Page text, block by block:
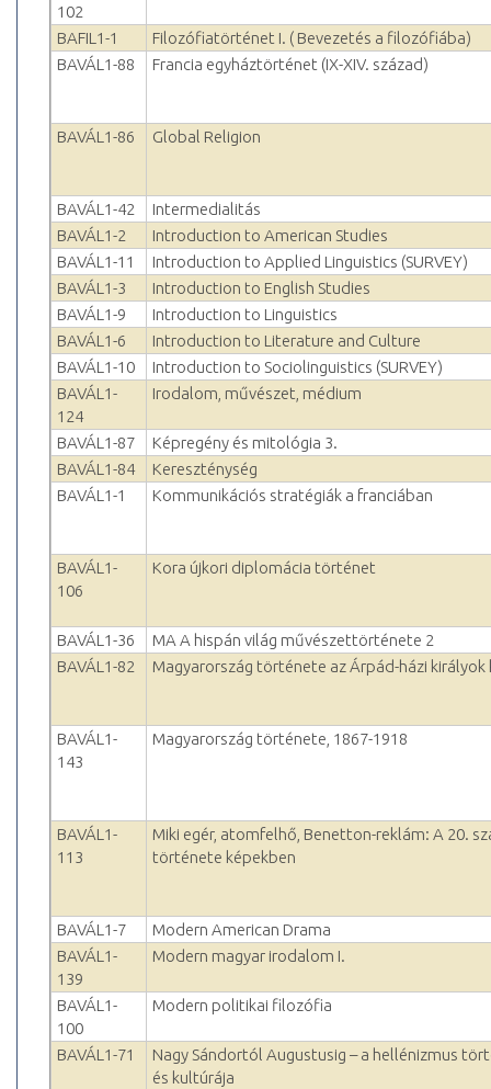
102
BAFIL1-1
Filozófiatörténet I. ( Bevezetés a filozófiába)
BAVÁL1-88
Francia egyháztörténet (IX-XIV. század)
BAVÁL1-86 Global Religion
BAVÁL1-42
Intermedialitás
BAVÁL1-2
Introduction to American Studies
BAVÁL1-11
Introduction to Applied Linguistics (SURVEY)
BAVÁL1-3
Introduction to English Studies
BAVÁL1-9
Introduction to Linguistics
BAVÁL1-6
Introduction to Literature and Culture
BAVÁL1-10
Introduction to Sociolinguistics (SURVEY)
BAVÁL1-
124
Irodalom, művészet, médium
BAVÁL1-87
Képregény és mitológia 3.
BAVÁL1-84
Kereszténység
BAVÁL1-1
Kommunikációs stratégiák a franciában
BAVÁL1-
106
Kora újkori diplomácia történet
BAVÁL1-36
MA A hispán világ művészettörténete 2
BAVÁL1-82
Magyarország története az Árpád-házi királyok
BAVÁL1-
143
Magyarország története, 1867-1918
BAVÁL1-
113
Miki egér, atomfelhő, Benetton-reklám: A 20.
története képekben
BAVÁL1-7
Modern American Drama
BAVÁL1-
139
Modern magyar irodalom I.
BAVÁL1-
100
Modern politikai filozófia
BAVÁL1-71
Nagy Sándortól Augustusig – a hellénizmus
és kultúrája